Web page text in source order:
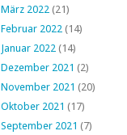
März 2022 (21)
Februar 2022 (14)
Januar 2022 (14)
Dezember 2021 (2)
November 2021 (20)
Oktober 2021 (17)
September 2021 (7)